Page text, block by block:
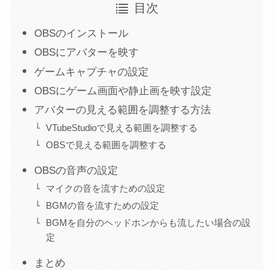
目次
OBSのインストール
OBSにアバターを映す
ゲームキャプチャの設定
OBSにゲーム画面や静止画を映す設定
アバターの見える範囲を調整する方法
VTubeStudioで見える範囲を調整する
OBSで見える範囲を調整する
OBSの音声の設定
マイクの音を流すための設定
BGMの音を流すための設定
BGMを自分のヘッドホンからも流したい場合の設
定
まとめ